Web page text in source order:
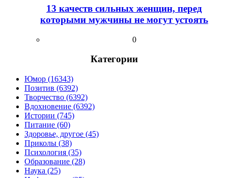
13 качеств сильных женщин, перед
которыми мужчины не могут устоять
0
Категории
Юмор (16343)
Позитив (6392)
Творчество (6392)
Вдохновение (6392)
Истории (745)
Питание (60)
Здоровье, другое (45)
Приколы (38)
Психология (35)
Образование (28)
Наука (25)